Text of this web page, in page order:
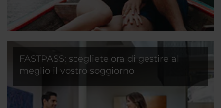
FASTPASS: scegliete ora di gestire al
meglio il vostro soggiorno